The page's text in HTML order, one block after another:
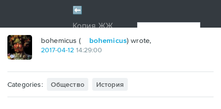
bohemicus ( bohemicus) wrote,
2017-04-12 14:29:00
Categories: Общество История